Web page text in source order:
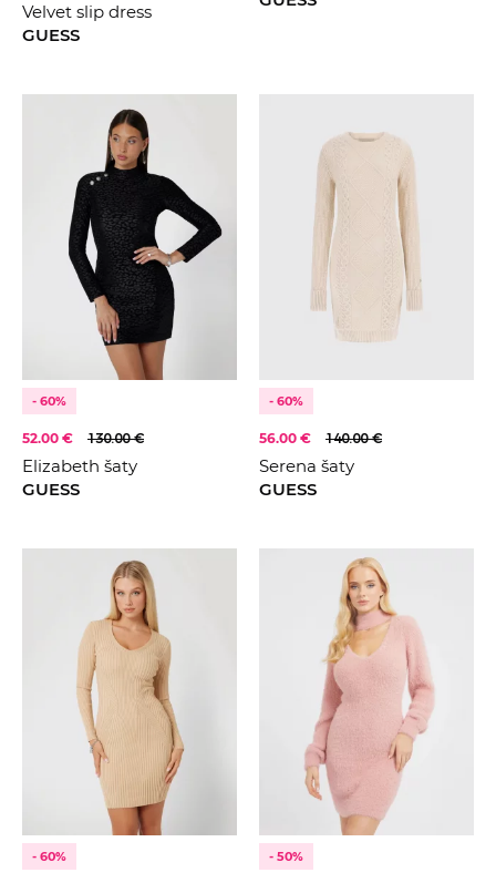
Krémová
2026
Velvet slip dress
GUESS
- 60%
52.00 € 130.00 €
Elizabeth šaty
GUESS
- 60%
56.00 € 140.00 €
Serena šaty
GUESS
- 60% - 50%